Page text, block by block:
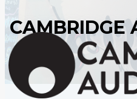
CAMBRIDGE